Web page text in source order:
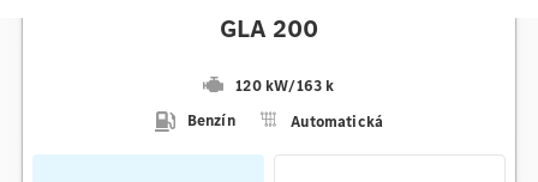
GLA 200
120 kW/163 k
Benzín
Automatická